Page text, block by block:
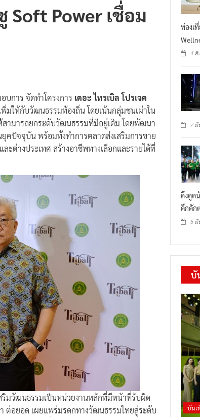
Soft Power เชื่อม
การ จัดทำโครงการ เดอะ ไทรเบิล โปรเจค
มให้กับวัฒนธรรมท้องถิ่น โดยเน้นกลุ่มชนเผ่าใน
ามารถยกระดับวัฒนธรรมที่มีอยู่เดิม โดยพัฒนา
ปัจจุบัน พร้อมทั้งทำการตลาดส่งเสริมการขาย
ะต่างประเทศ สร้างอาชีพทางเลือกและรายได้ที่
ริมวัฒนธรรมเป็นหน่วยงานหลักที่มีหน้าที่รับผิด
อยอด เผยแพร่มรดกทางวัฒนธรรมไทยสู่ระดับ
ท่องเ
4 สิ
7 มี
ดึงดูด
คึกคัก
5 มี
บั
บันเ